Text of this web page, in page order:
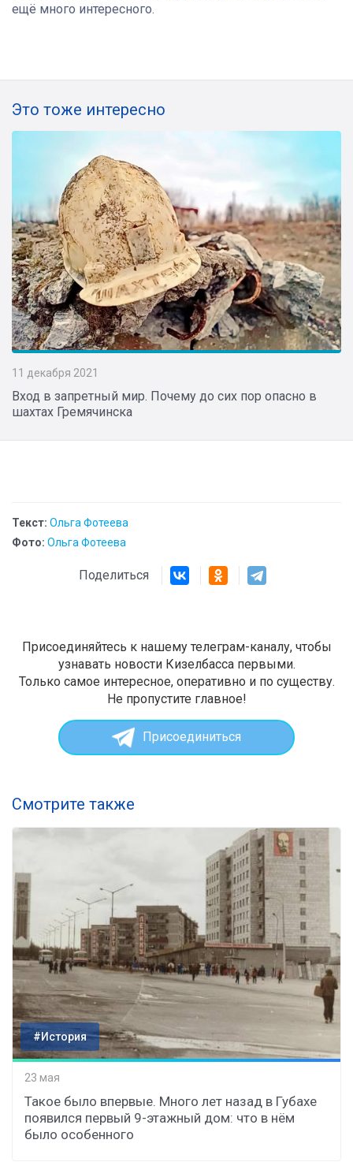
ещё много интересного.
Это тоже интересно
11 декабря 2021
Вход в запретный мир. Почему до сих пор опасно в
шахтах Гремячинска
Текст: Ольга Фотеева
Фото: Ольга Фотеева
Поделиться
Присоединяйтесь к нашему телеграм-каналу, чтобы
узнавать новости Кизелбасса первыми.
Только самое интересное, оперативно и по существу.
Не пропустите главное!
Присоединиться
Смотрите также
#История
23 мая
Такое было впервые. Много лет назад в Губахе
появился первый 9-этажный дом: что в нём
было особенного